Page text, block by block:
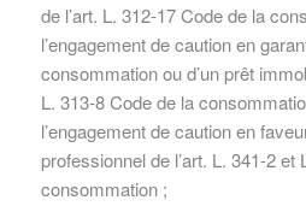
de l’art. L. 312-17 Code de la
l’engagement de caution en
consommation ou d’un prêt
L. 313-8 Code de la
l’engagement de caution en
professionnel de l’art. L. 341-2 et
consommation ;